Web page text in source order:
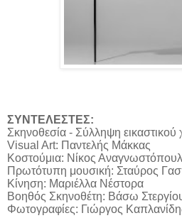
ΣΥΝΤΕΛΕΣΤΕΣ:
Σκηνοθεσία - Σύλληψη
Visual Art: Παντελής Μάκκας
Κοστούμια: Νίκος
Πρωτότυπη μουσική: Σταύρος
Κίνηση: Μαριέλλα Νέστορα
Βοηθός Σκηνοθέτη: Βάσω
Φωτογραφίες: Γιώργος